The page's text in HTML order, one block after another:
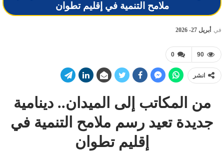
ملامح التنمية في إقليم تطوان
في أبريل 27- 2026
0 90
انشر
من المكاتب إلى الميدان.. دينامية
جديدة تعيد رسم ملامح التنمية في
إقليم تطوان